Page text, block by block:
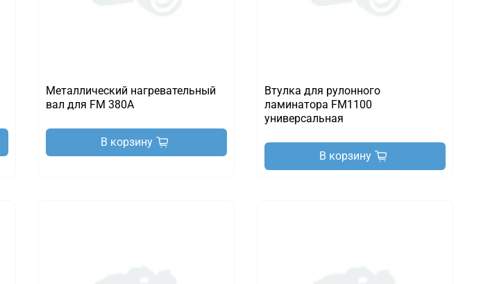
Металлический нагревательный
вал для FM 380А
В корзину
Втулка для рулонного
ламинатора FM1100
универсальная
В корзину